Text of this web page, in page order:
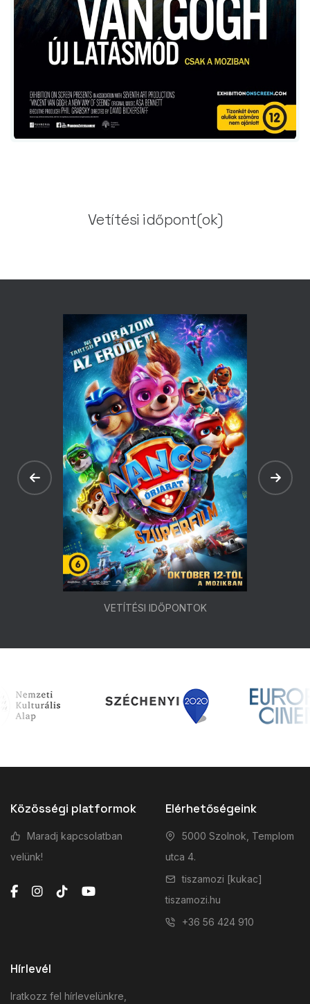
Vetítési időpont(ok)
VETÍTÉSI IDŐPONTOK
Közösségi platformok
Maradj kapcsolatban
velünk!
Elérhetőségeink
5000 Szolnok, Templom
utca 4.
tiszamozi [kukac]
tiszamozi.hu
+36 56 424 910
Hírlevél
Iratkozz fel hírlevelünkre,